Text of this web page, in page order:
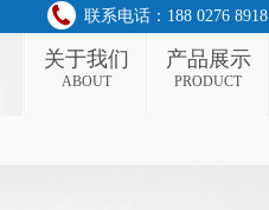
联系电话：188 0276 8918
关于我们
ABOUT
产品展示
PRODUCT